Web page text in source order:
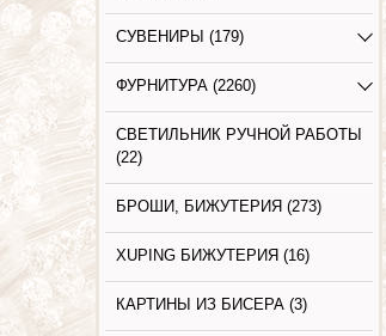
СУВЕНИРЫ (179)
ФУРНИТУРА (2260)
СВЕТИЛЬНИК РУЧНОЙ РАБОТЫ
(22)
БРОШИ, БИЖУТЕРИЯ (273)
XUPING БИЖУТЕРИЯ (16)
КАРТИНЫ ИЗ БИСЕРА (3)